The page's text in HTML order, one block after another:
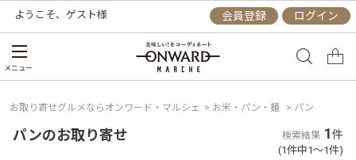
ようこそ、 ゲスト様 会員登録 ログイン
メニュー
お取り寄せグルメならオンワード・マルシェ > お米・パン・麺 > パン
パンのお取り寄せ 検索結果 1件
(1件中1～1件)